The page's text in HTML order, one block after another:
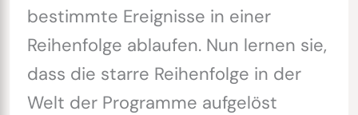
bestimmte Ereignisse in einer
Reihenfolge ablaufen. Nun lernen sie,
dass die starre Reihenfolge in der
Welt der Programme aufgelöst